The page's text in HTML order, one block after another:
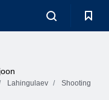
Lahingulaev
Shooting